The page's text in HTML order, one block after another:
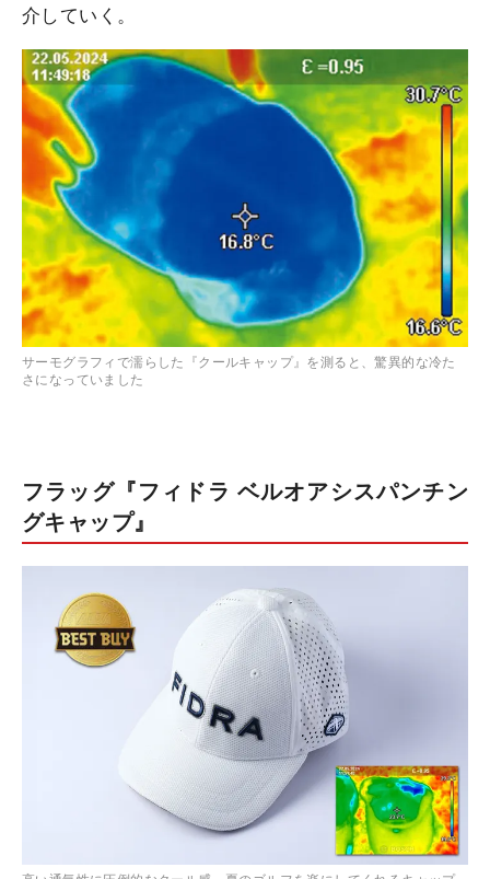
介していく。
サーモグラフィで濡らした『クールキャップ』を測ると、驚異的な冷た
さになっていました
フラッグ『フィドラ ベルオアシスパンチン
グキャップ』